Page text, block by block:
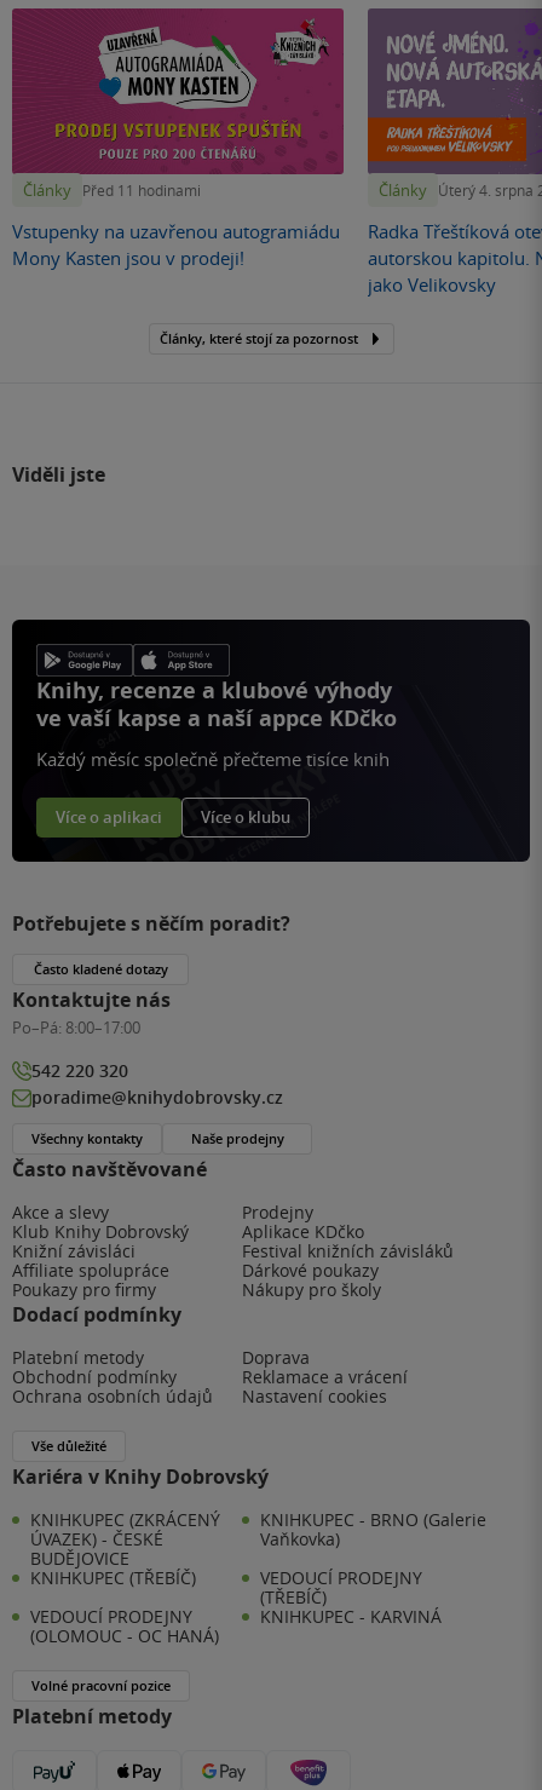
Články Před 11 hodinami
Vstupenky na uzavřenou autogramiádu
Mony Kasten jsou v prodeji!
Články Úterý 4. srpna
Radka Třeštíková
autorskou kapitolu.
jako Velikovsky
Články, které stojí za pozornost
Viděli jste
Knihy, recenze a klubové výhody
ve vaší kapse a naší appce KDčko
Každý měsíc společně přečteme tisíce knih
Více o aplikaci Více o klubu
Často navštěvované
Akce a slevy
Prodejny
Klub Knihy Dobrovský
Aplikace KDčko
Knižní závisláci
Festival knižních závisláků
Affiliate spolupráce
Dárkové poukazy
Poukazy pro firmy
Nákupy pro školy
Dodací podmínky
Platební metody
Doprava
Obchodní podmínky
Reklamace a vrácení
Ochrana osobních údajů
Nastavení cookies
Vše důležité
Kariéra v Knihy Dobrovský
KNIHKUPEC (ZKRÁCENÝ
ÚVAZEK) - ČESKÉ
BUDĚJOVICE
KNIHKUPEC - BRNO (Galerie
Vaňkovka)
KNIHKUPEC (TŘEBÍČ)
VEDOUCÍ PRODEJNY
(TŘEBÍČ)
VEDOUCÍ PRODEJNY
(OLOMOUC - OC HANÁ)
KNIHKUPEC - KARVINÁ
Volné pracovní pozice
Platební metody
Potřebujete s něčím poradit?
Často kladené dotazy
Kontaktujte nás
Po–Pá: 8:00–17:00
542 220 320
poradime@knihydobrovsky.cz
Všechny kontakty Naše prodejny